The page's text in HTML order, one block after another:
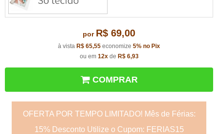
por R$ 69,00
à vista R$ 65,55 economize 5% no Pix
ou em 12xde R$ 6,93
COMPRAR
OFERTA POR TEMPO LIMITADO! Mês de Férias:
15% Desconto Utilize o Cupom: FERIAS15